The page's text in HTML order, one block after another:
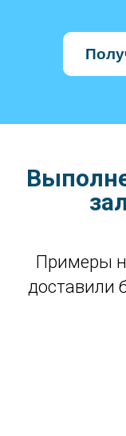
Примеры
доставили